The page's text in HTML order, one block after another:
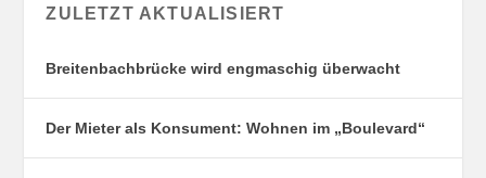
ZULETZT AKTUALISIERT
Breitenbachbrücke wird engmaschig überwacht
Der Mieter als Konsument: Wohnen im „Boulevard“